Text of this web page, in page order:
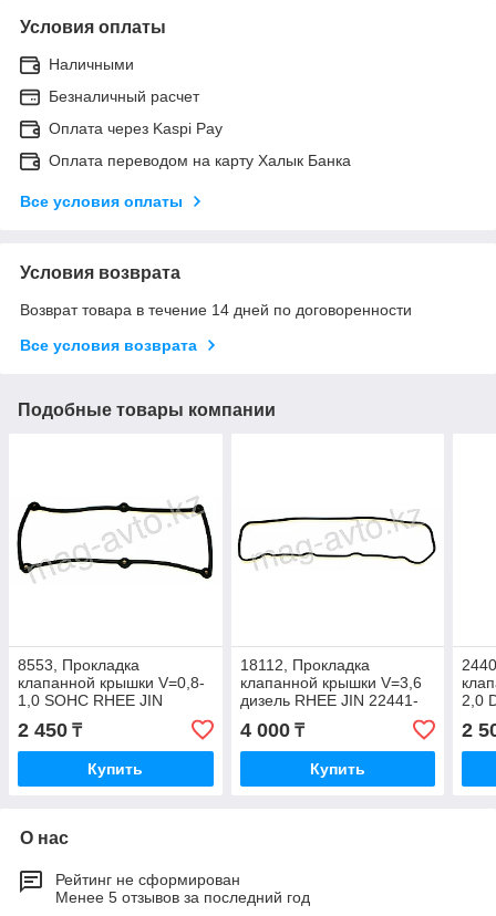
Условия оплаты
Наличными
Безналичный расчет
Оплата через Kaspi Pay
Оплата переводом на карту Халык Банка
Все условия оплаты
Условия возврата
Возврат товара в течение 14 дней по договоренности
Все условия возврата
Подобные товары компании
8553, Прокладка
клапанной крышки V=0,8-
1,0 SOHC RHEE JIN
22441-02500
2 450 ₸
Купить
18112, Прокладка
клапанной крышки V=3,6
дизель RHEE JIN 22441-
4 000₸
Купить
2,0
2
О нас
Рейтинг не сформирован
Менее 5 отзывов за последний год